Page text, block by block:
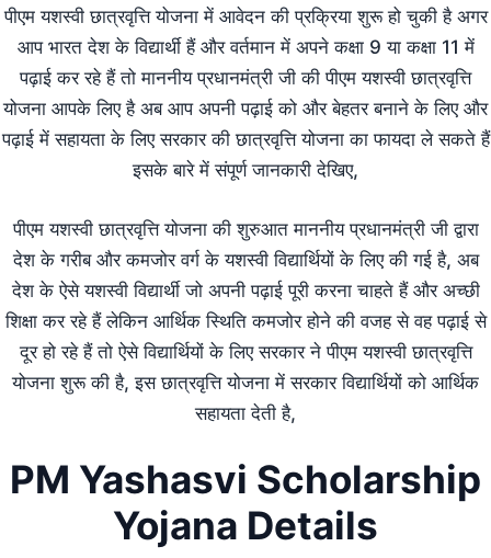
पीएम यशस्वी छात्रवृत्ति योजना में आवेदन की प्रक्रिया शुरू हो चुकी है अगर
आप भारत देश के विद्यार्थी हैं और वर्तमान में अपने कक्षा 9 या कक्षा 11 में
पढ़ाई कर रहे हैं तो माननीय प्रधानमंत्री जी की पीएम यशस्वी छात्रवृत्ति
योजना आपके लिए है अब आप अपनी पढ़ाई को और बेहतर बनाने के लिए और
पढ़ाई में सहायता के लिए सरकार की छात्रवृत्ति योजना का फायदा ले सकते हैं
इसके बारे में संपूर्ण जानकारी देखिए,
पीएम यशस्वी छात्रवृत्ति योजना की शुरुआत माननीय प्रधानमंत्री जी द्वारा
देश के गरीब और कमजोर वर्ग के यशस्वी विद्यार्थियों के लिए की गई है, अब
देश के ऐसे यशस्वी विद्यार्थी जो अपनी पढ़ाई पूरी करना चाहते हैं और अच्छी
शिक्षा कर रहे हैं लेकिन आर्थिक स्थिति कमजोर होने की वजह से वह पढ़ाई से
दूर हो रहे हैं तो ऐसे विद्यार्थियों के लिए सरकार ने पीएम यशस्वी छात्रवृत्ति
योजना शुरू की है, इस छात्रवृत्ति योजना में सरकार विद्यार्थियों को आर्थिक
सहायता देती है,
PM Yashasvi Scholarship
Yojana Details